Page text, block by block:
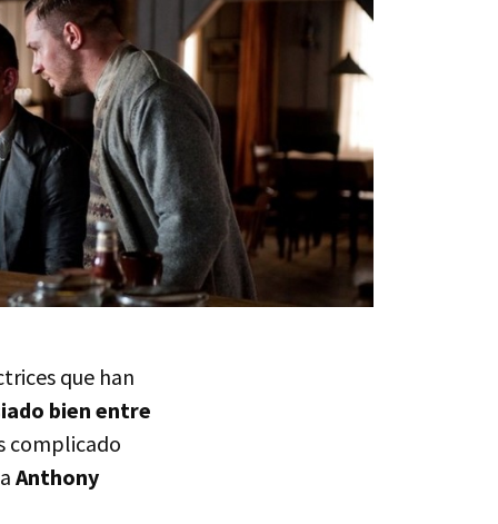
que han
bien entre
complicado
Anthony